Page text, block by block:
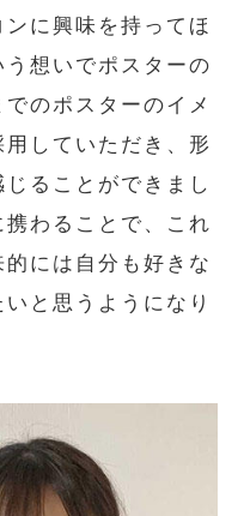
に興味を持ってほ
想いでポスターの
のポスターのイメ
していただき、形
ることができまし
わることで、これ
には自分も好きな
と思うようになり